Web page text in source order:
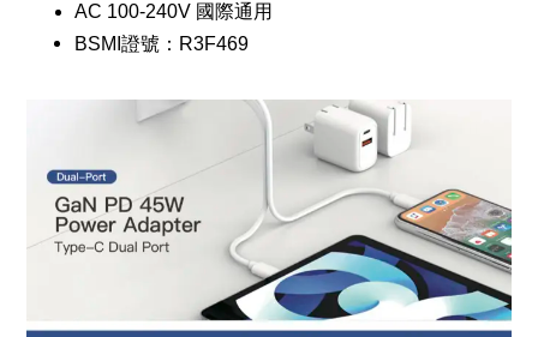
AC 100-240V 國際通用
BSMI證號： R3F469